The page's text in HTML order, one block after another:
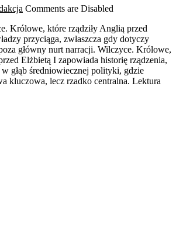
Comments are Disabled
Królowe, które rządziły Anglią przed
przyciąga, zwłaszcza gdy dotyczy
główny nurt narracji. Wilczyce. Królowe,
Elżbietą I zapowiada historię rządzenia,
głąb średniowiecznej polityki, gdzie
kluczowa, lecz rzadko centralna. Lektura